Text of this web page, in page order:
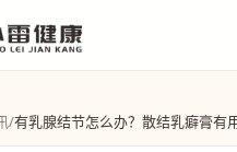
/有乳腺结节怎么办？散结乳癖膏有